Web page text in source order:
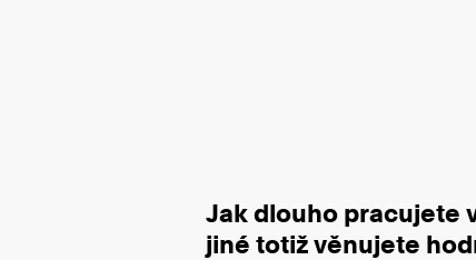
Jak dlouho pracujete
jiné totiž věnujete